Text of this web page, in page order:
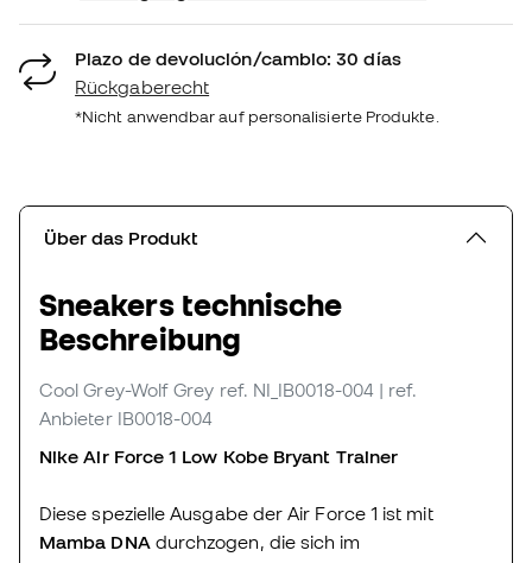
Plazo de devolución/cambio: 30 días
Rückgaberecht
*Nicht anwendbar auf personalisierte Produkte.
Über das Produkt
Sneakers technische
Beschreibung
Cool Grey-Wolf Grey ref. NI_IB0018-004 | ref.
Anbieter IB0018-004
Nike Air Force 1 Low Kobe Bryant Trainer
Diese spezielle Ausgabe der Air Force 1 ist mit
Mamba DNA durchzogen, die sich im